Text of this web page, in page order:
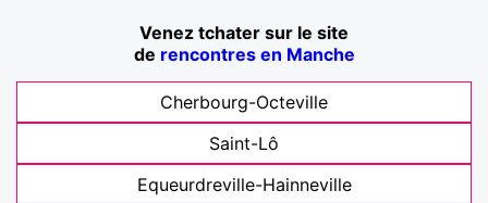
Venez tchater sur le site
de rencontres en Manche
Cherbourg-Octeville
Saint-Lô
Equeurdreville-Hainneville